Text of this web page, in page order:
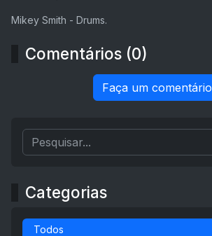
Mikey Smith - Drums.
Comentários (0)
Faça um comentário
Categorias
Todos